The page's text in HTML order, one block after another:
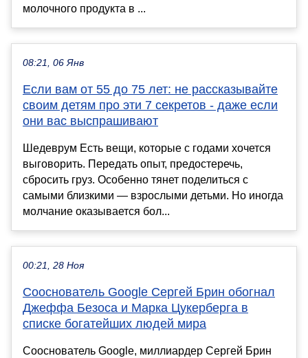
молочного продукта в ...
08:21, 06 Янв
Если вам от 55 до 75 лет: не рассказывайте
своим детям про эти 7 секретов - даже если
они вас выспрашивают
Шедеврум Есть вещи, которые с годами хочется
выговорить. Передать опыт, предостеречь,
сбросить груз. Особенно тянет поделиться с
самыми близкими — взрослыми детьми. Но иногда
молчание оказывается бол...
00:21, 28 Ноя
Сооснователь Google Сергей Брин обогнал
Джеффа Безоса и Марка Цукерберга в
списке богатейших людей мира
Сооснователь Google, миллиардер Сергей Брин